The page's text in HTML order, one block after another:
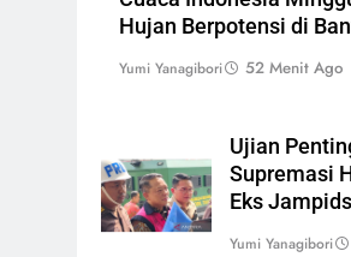
Hujan Berpotensi di
Yumi Yanagibori 52 Menit Ago
Ujian
Supremasi
Eks
Yumi Yanagibori